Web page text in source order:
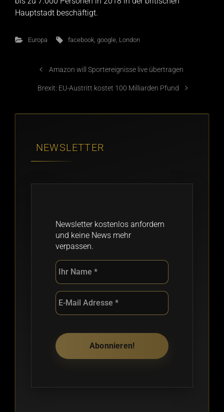
Hauptstadt beschäftigt.
Europa facebook ,google London
Amazon will Sportereignisse live übertragen
Brexit: EU-Austritt kostet 100 Milliarden Pfund
NEWSLETTER
Newsletter kostenlos anfordern
und keine News mehr
verpassen.